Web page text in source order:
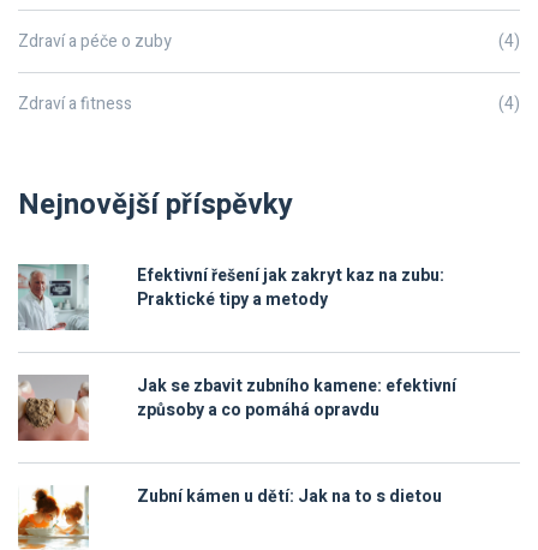
Zdraví a péče o zuby (4)
Zdraví a fitness (4)
Nejnovější příspěvky
Efektivní řešení jak zakryt kaz na zubu:
Praktické tipy a metody
Jak se zbavit zubního kamene: efektivní
způsoby a co pomáhá opravdu
Zubní kámen u dětí: Jak na to s dietou